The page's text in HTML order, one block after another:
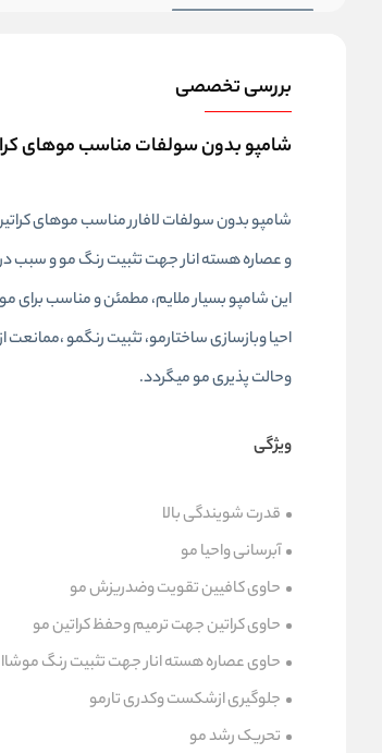
بررسی تخصصی
شامپو بدون سولفات مناسب موهای
و عصاره هسته انار جهت تثبیت رنگ مو و
این شامپو بسیار ملایم، مطمئن و مناسب برای
احیا وبازسازی ساختارمو، تثبیت رنگمو
وحالت پذیری مو میگردد.
ویژگی
قدرت شویندگی بالا
آبرسانی واحیا مو
حاوی کافیین تقویت وضدریزش مو
حاوی کراتین جهت ترمیم وحفظ کراتین مو
حاوی عصاره هسته انار جهت تثبیت رنگ موشاا
جلوگیری ازشکست وکدری تارمو
تحریک رشد مو